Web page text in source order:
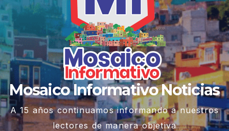
Mosaico Informativo Noticias
A 15 años continuamos informando a nuestros
lectores de manera objetiva